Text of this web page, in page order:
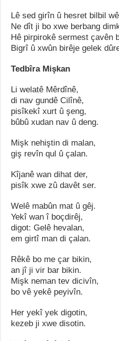
Lê sed girîn û hesret bilbil
Ne dît ji bo xwe berbang
Hê pirpirokê sermest çavên
Bigrî û xwûn birêje gelek
Tedbîra Mişkan
Li welatê Mêrdînê,
di nav gundê Cilînê,
pisîkekî xurt û şeng,
bûbû xudan nav û deng.
Mişk nehiştin di malan,
giş revîn qul û çalan.
Kîjanê wan dihat der,
pisîk xwe zû davêt ser.
Welê mabûn mat û gêj.
Yekî wan î boçdirêj,
digot: Gelê hevalan,
em girtî man di çalan.
Rêkê bo me çar bikin,
an jî ji vir bar bikin.
Mişk neman tev dicivîn,
bo vê yekê peyivîn.
Her yekî yek digotin,
kezeb ji xwe disotin.